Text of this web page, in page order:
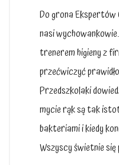
Do grona Ekspertów
nasi
trenerem higieny z
przećwiczyć
Przedszkolaki
mycie rąk są tak
bakteriami i kiedy
Wszyscy świetnie